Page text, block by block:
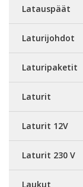
Latauspäät
Laturijohdot
Laturipaketit
Laturit
Laturit 12V
Laturit 230 V
Laukut